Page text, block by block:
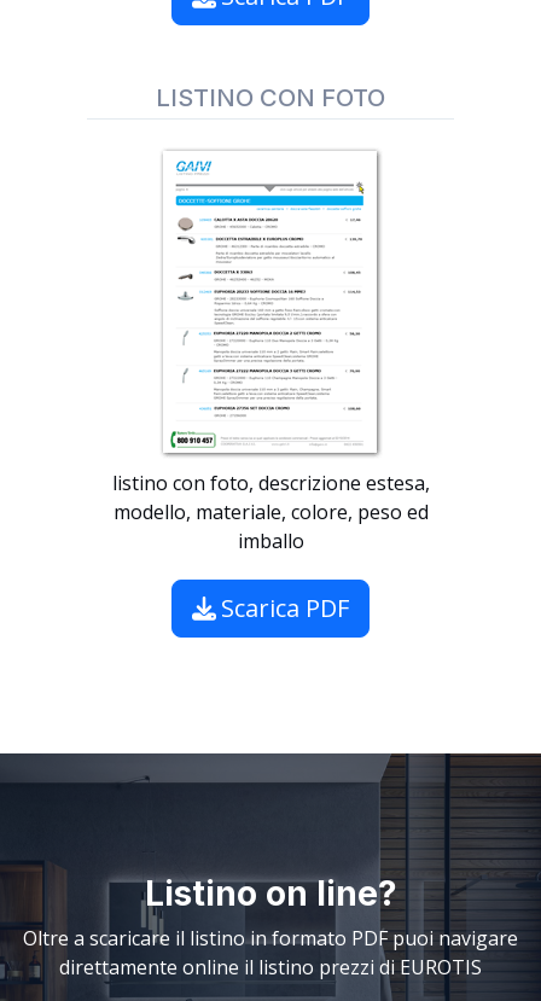
LISTINO CON FOTO
listino con foto, descrizione estesa,
modello, materiale, colore, peso ed
imballo
Scarica PDF
Listino on line?
Oltre a scaricare il listino in formato PDF puoi navigare
direttamente online il listino prezzi di EUROTIS